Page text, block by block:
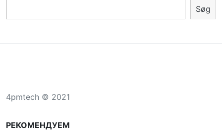
Søg
4pmtech © 2021
РЕКОМЕНДУЕМ